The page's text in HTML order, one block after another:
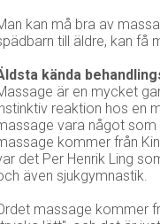
kan må bra av
till äldre, kan få
kända
är en mycket
reaktion hos en
vara något som
kommer från
det Per Henrik Ling
även sjukgymnastik.
massage kommer